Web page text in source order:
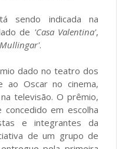
sendo indicada na
de 'Casa Valentina',
.
dado no teatro dos
ao Oscar no cinema,
televisão. O prêmio,
em escolha
e integrantes da
de um grupo de